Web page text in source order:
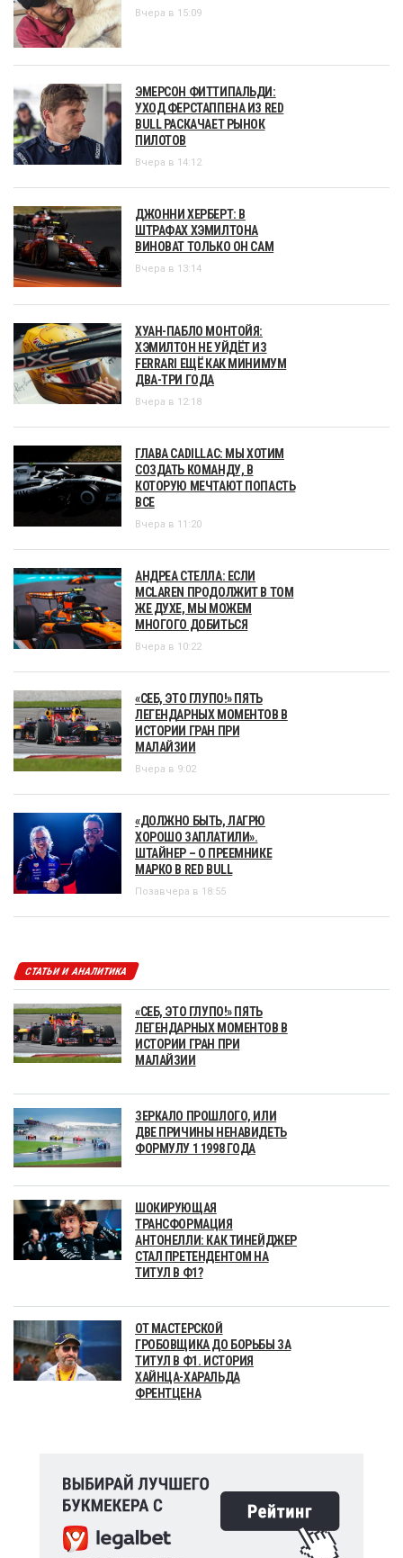
Вчера в 15:09
ЭМЕРСОН ФИТТИПАЛЬДИ:
УХОД ФЕРСТАППЕНА ИЗ RED
BULL РАСКАЧАЕТ РЫНОК
ПИЛОТОВ
Вчера в 14:12
ДЖОННИ ХЕРБЕРТ: В
ШТРАФАХ ХЭМИЛТОНА
ВИНОВАТ ТОЛЬКО ОН САМ
Вчера в 13:14
ХУАН-ПАБЛО МОНТОЙЯ:
ХЭМИЛТОН НЕ УЙДЁТ ИЗ
FERRARI ЕЩЁ КАК МИНИМУМ
ДВА-ТРИ ГОДА
Вчера в 12:18
ГЛАВА CADILLAC: МЫ ХОТИМ
СОЗДАТЬ КОМАНДУ, В
КОТОРУЮ МЕЧТАЮТ ПОПАСТЬ
ВСЕ
Вчера в 11:20
АНДРЕА СТЕЛЛА: ЕСЛИ
MCLAREN ПРОДОЛЖИТ В ТОМ
ЖЕ ДУХЕ, МЫ МОЖЕМ
МНОГОГО ДОБИТЬСЯ
Вчера в 10:22
«СЕБ, ЭТО ГЛУПО!» ПЯТЬ
ЛЕГЕНДАРНЫХ МОМЕНТОВ В
ИСТОРИИ ГРАН ПРИ
МАЛАЙЗИИ
Вчера в 9:02
«ДОЛЖНО БЫТЬ, ЛАГРЮ
ХОРОШО ЗАПЛАТИЛИ».
ШТАЙНЕР – О ПРЕЕМНИКЕ
МАРКО В RED BULL
Позавчера в 18:55
СТАТЬИ И АНАЛИТИКА
«СЕБ, ЭТО ГЛУПО!» ПЯТЬ
ЛЕГЕНДАРНЫХ МОМЕНТОВ В
ИСТОРИИ ГРАН ПРИ
МАЛАЙЗИИ
ЗЕРКАЛО ПРОШЛОГО, ИЛИ
ДВЕ ПРИЧИНЫ НЕНАВИДЕТЬ
ФОРМУЛУ 1 1998 ГОДА
ШОКИРУЮЩАЯ
ТРАНСФОРМАЦИЯ
АНТОНЕЛЛИ: КАК ТИНЕЙДЖЕР
СТАЛ ПРЕТЕНДЕНТОМ НА
ТИТУЛ В Ф1?
ОТ МАСТЕРСКОЙ
ГРОБОВЩИКА ДО БОРЬБЫ ЗА
ТИТУЛ В Ф1. ИСТОРИЯ
ХАЙНЦА-ХАРАЛЬДА
ФРЕНТЦЕНА